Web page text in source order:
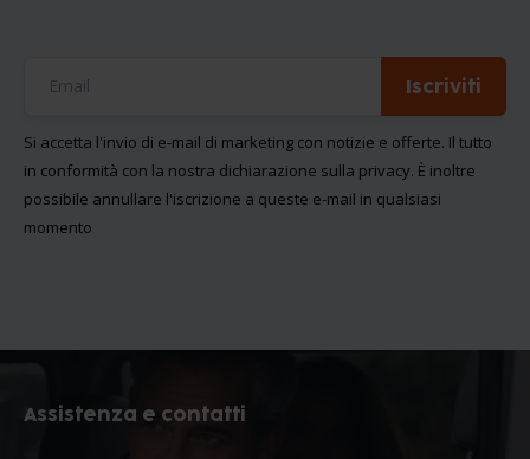
Iscriviti
Si accetta l'invio di e-mail di marketing con notizie e offerte. Il tutto
in conformità con la nostra dichiarazione sulla privacy. È inoltre
possibile annullare l'iscrizione a queste e-mail in qualsiasi
momento
Assistenza e contatti